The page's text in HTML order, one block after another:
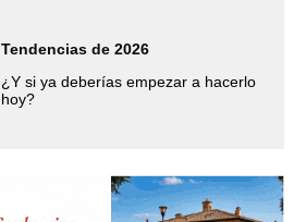
Tendencias de 2026
¿Y si ya deberías empezar a hacerlo
hoy?